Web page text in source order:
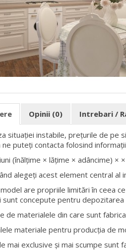
Opinii (0) Intrebari /
situației instabile, prețurile de pe
ne puteți contacta folosind
(înălțime × lățime × adâncime) ×
alegeți acest element central
are propriile limitări în ceea
sunt concepute pentru depozitarea
de materialele din care sunt
materiale pentru producția de
mai exclusive și mai scumpe sunt